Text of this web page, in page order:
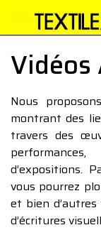
Nous
montrant des
travers des
d’expositions.
vous pourrez
et bien
d’écritures